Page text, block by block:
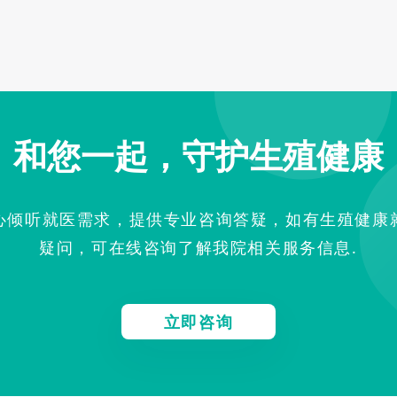
和您一起，守护生殖健康
倾听就医需求，提供专业咨询答疑，如有生殖健康
疑问，可在线咨询了解我院相关服务信息.
立即咨询